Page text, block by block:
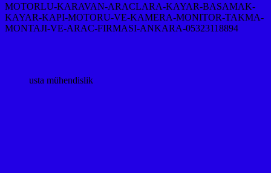
MOTORLU-KARAVAN-ARACLARA-KAYAR-BASAMAK-
KAYAR-KAPI-MOTORU-VE-KAMERA-MONITOR-TAKMA-
MONTAJI-VE-ARAC-FIRMASI-ANKARA-05323118894
usta mühendislik